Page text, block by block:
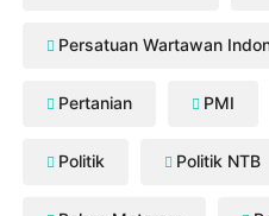
Persatuan Wartawan
Pertanian PMI
Politik Politik NTB